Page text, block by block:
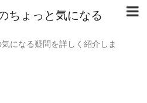
ちょっと気になる
になる疑問を詳しく紹介しま